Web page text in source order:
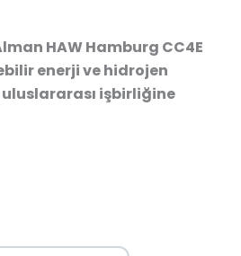
HAW Hamburg CC4E
enerji ve hidrojen
işbirliğine